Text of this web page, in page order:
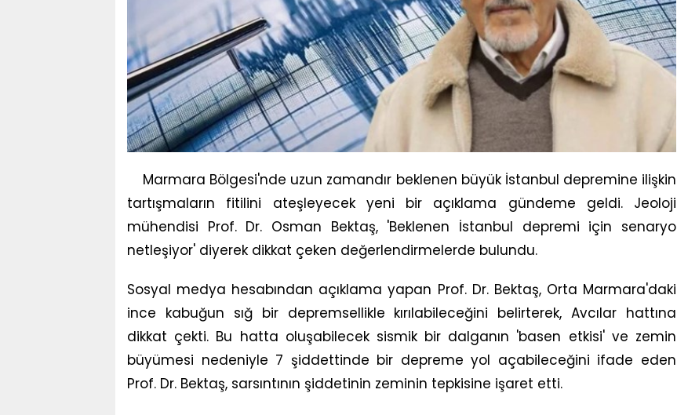
Marmara Bölgesi'nde uzun zamandır beklenen büyük İstanbul depremine ilişkin
tartışmaların fitilini ateşleyecek yeni bir açıklama gündeme geldi. Jeoloji
mühendisi Prof. Dr. Osman Bektaş, 'Beklenen İstanbul depremi için senaryo
netleşiyor' diyerek dikkat çeken değerlendirmelerde bulundu.
Sosyal medya hesabından açıklama yapan Prof. Dr. Bektaş, Orta Marmara'daki
ince kabuğun sığ bir depremsellikle kırılabileceğini belirterek, Avcılar hattına
dikkat çekti. Bu hatta oluşabilecek sismik bir dalganın 'basen etkisi' ve zemin
büyümesi nedeniyle 7 şiddettinde bir depreme yol açabileceğini ifade eden
Prof. Dr. Bektaş, sarsıntının şiddetinin zeminin tepkisine işaret etti.